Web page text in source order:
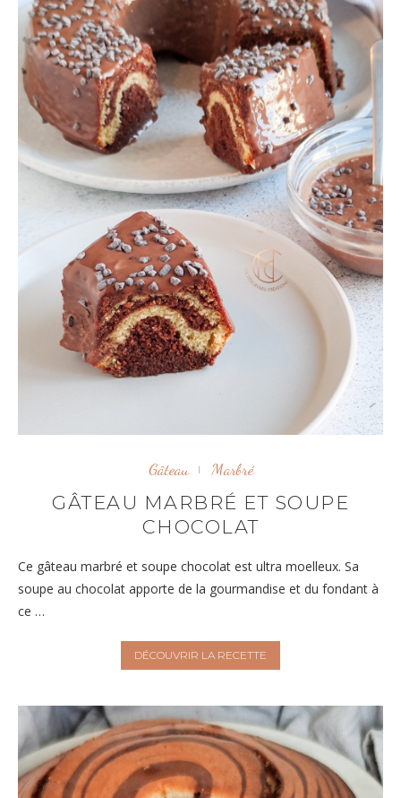
Gâteau Marbré
GÂTEAU MARBRÉ ET SOUPE
CHOCOLAT
Ce gâteau marbré et soupe chocolat est ultra moelleux. Sa
soupe au chocolat apporte de la gourmandise et du fondant à
ce …
DÉCOUVRIR LA RECETTE